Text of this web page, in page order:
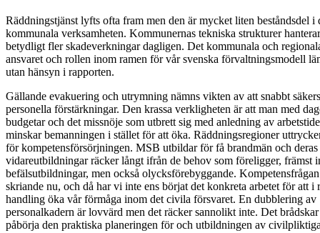
Räddningstjänst lyfts ofta fram men den är mycket liten beståndsdel i
kommunala verksamheten. Kommunernas tekniska strukturer hanterar
betydligt fler skadeverkningar dagligen. Det kommunala och
ansvaret och rollen inom ramen för vår svenska förvaltningsmodell
utan hänsyn i rapporten.
Gällande evakuering och utrymning nämns vikten av att snabbt
personella förstärkningar. Den krassa verkligheten är att man med
budgetar och det missnöje som utbrett sig med anledning av
minskar bemanningen i stället för att öka. Räddningsregioner
för kompetensförsörjningen. MSB utbildar för få brandmän och deras
vidareutbildningar räcker långt ifrån de behov som föreligger, främst
befälsutbildningar, men också olycksförebyggande.
skriande nu, och då har vi inte ens börjat det konkreta arbetet för att i
handling öka vår förmåga inom det civila försvaret. En dubblering av
personalkadern är lovvärd men det räcker sannolikt inte. Det
påbörja den praktiska planeringen för och utbildningen av